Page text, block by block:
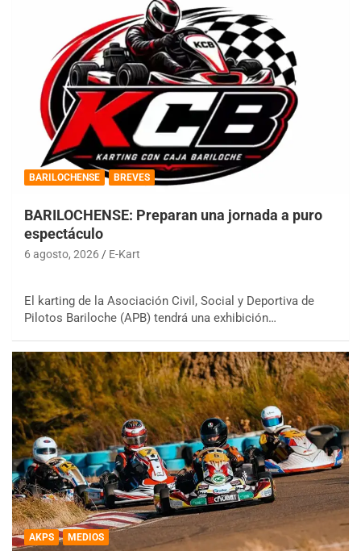
BARILOCHENSE BREVES
BARILOCHENSE: Preparan una jornada a puro
espectáculo
6 agosto, 2026 E-Kart
El karting de la Asociación Civil, Social y Deportiva de
Pilotos Bariloche (APB) tendrá una exhibición…
AKPS MEDIOS